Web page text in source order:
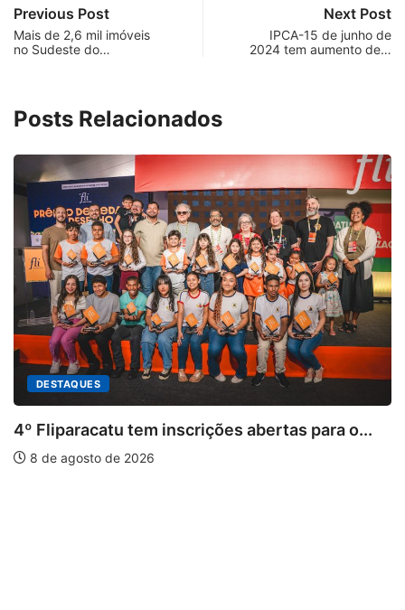
Previous Post
Mais de 2,6 mil imóveis
no Sudeste do…
Next Post
IPCA-15 de junho de
2024 tem aumento de…
Posts Relacionados
tem inscrições abertas para o...
2026